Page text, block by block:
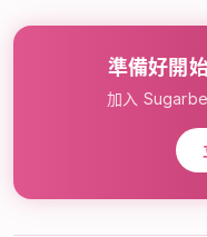
準備好開
加入